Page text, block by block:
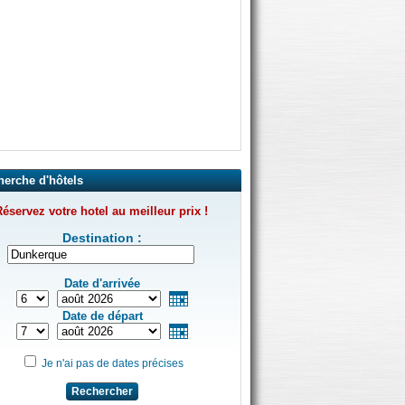
d'hôtels
votre hotel au meilleur prix !
Destination :
Date d'arrivée
Date de départ
Je n'ai pas de dates précises
Rechercher